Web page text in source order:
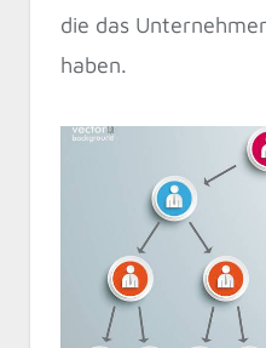
die das
haben.